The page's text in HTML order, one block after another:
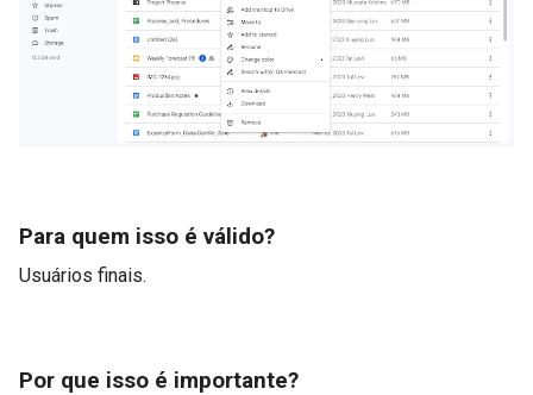
Para quem isso é válido?
Usuários finais.
Por que isso é importante?